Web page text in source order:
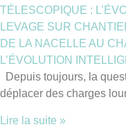
DE LA NACELLE AU
L’ÉVOLUTION
Depuis toujours, la
déplacer des charges
Lire la suite »